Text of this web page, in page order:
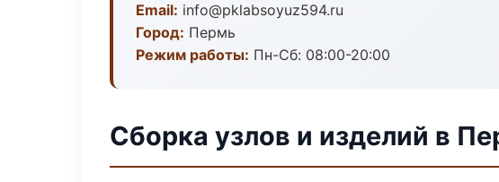
Email: info@pklabsoyuz594.ru
Город: Пермь
Режим работы: Пн-Сб: 08:00-20:00
Сборка узлов и изделий в